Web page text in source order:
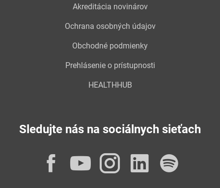
Akreditácia novinárov
Ochrana osobných údajov
Obchodné podmienky
Prehlásenie o prístupnosti
HEALTHHUB
Sledujte nás na sociálnych sieťach
Facebook
YouTube
Instagram